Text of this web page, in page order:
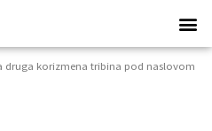
druga korizmena tribina pod naslovom